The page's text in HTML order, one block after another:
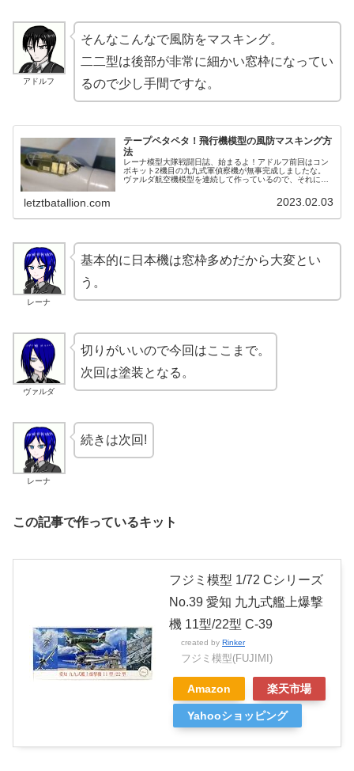
アドルフ
そんなこんなで風防をマスキング。
二二型は後部が非常に細かい窓枠になってい
るので少し手間ですな。
テープペタペタ！飛行機模型の風防マスキング方
法
レーナ模型大隊戦闘日誌、始まるよ！アドルフ前回はコン
ボキット2機目の九九式軍偵察機が無事完成しましたな。
ヴァルダ航空機模型を連続して作っているので、それに関
letztbatallion.com 2023.02.03
レーナ
基本的に日本機は窓枠多めだから大変とい
う。
ヴァルダ
切りがいいので今回はここまで。
次回は塗装となる。
レーナ
続きは次回!
この記事で作っているキット
フジミ模型 1/72 Cシリーズ
No.39 愛知 九九式艦上爆撃
機 11型/22型 C-39
created by Rinker
フジミ模型(FUJIMI)
Amazon 楽天市場
Yahooショッピング